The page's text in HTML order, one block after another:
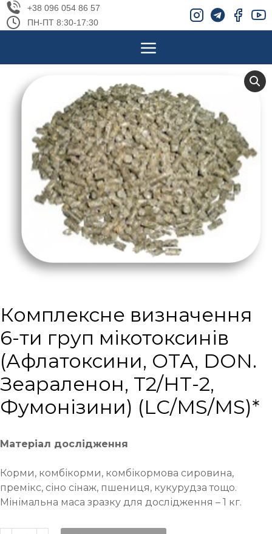
+38 096 054 86 57
ПН-ПТ 8:30-17:30
Комплексне визначення
6-ти груп мікотоксинів
(Афлатоксини, ОТА, DON.
Зеараленон, Т2/НТ-2,
Фумонізини) (LC/MS/MS)*
Матеріал дослідження
Корми, комбікорми, комбікормова сировина,
премікс, сіно сінаж, пшениця, кукурудза тощо.
Мінімальна маса зразку для дослідження – 1 кг.